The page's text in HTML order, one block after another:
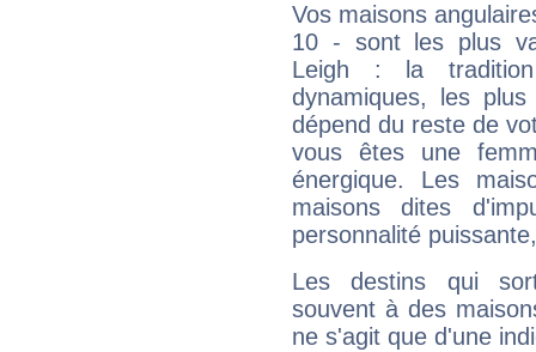
Vos maisons
10 - sont les plus
Leigh : la
dynamiques, les
dépend du reste de
vous êtes une
énergique. Les
maisons dites
personnalité
Les destins qui
souvent à des
ne s'agit que d'une